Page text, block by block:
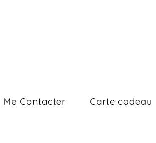
Me Contacter Carte cadeau